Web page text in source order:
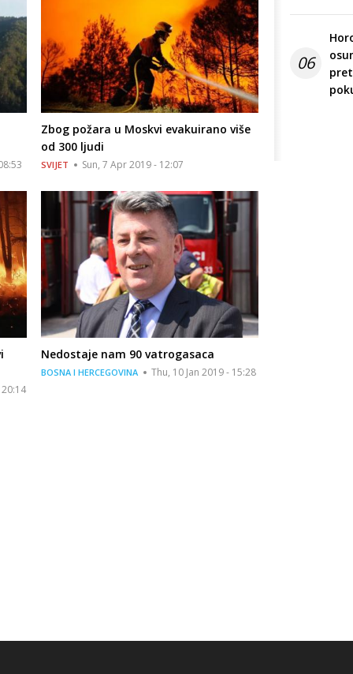
Zbog požara u Moskvi evakuirano više
od 300 ljudi
SVIJET Sun, 7 Apr 2019 - 12:07
20:14
Nedostaje nam 90 vatrogasaca
BOSNA I HERCEGOVINA Thu, 10 Jan 2019 - 15:28
06